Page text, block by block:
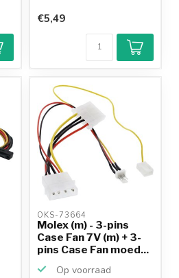
€5,49
OKS-73664
Molex (m) - 3-pins
Case Fan 7V (m) + 3-
pins Case Fan moed...
Op voorraad